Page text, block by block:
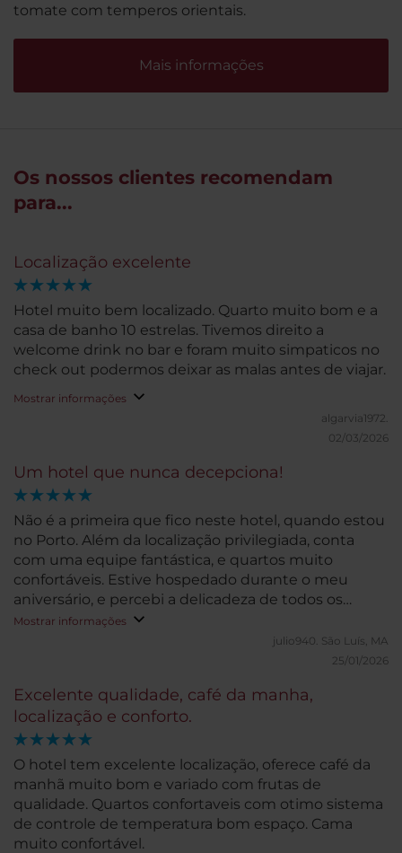
tomate com temperos orientais.
Mais informações
Os nossos clientes recomendam
para...
Localização excelente
Hotel muito bem localizado. Quarto muito bom e a
casa de banho 10 estrelas. Tivemos direito a
welcome drink no bar e foram muito simpaticos no
check out podermos deixar as malas antes de viajar.
Mostrar informações
algarvia1972.
02/03/2026
Um hotel que nunca decepciona!
Não é a primeira que fico neste hotel, quando estou
no Porto. Além da localização privilegiada, conta
com uma equipe fantástica, e quartos muito
confortáveis. Estive hospedado durante o meu
aniversário, e percebi a delicadeza de todos os
detalhes ao longo do dia.
Mostrar informações
julio940. São Luís, MA
25/01/2026
Excelente qualidade, café da manha,
localização e conforto.
O hotel tem excelente localização, oferece café da
manhã muito bom e variado com frutas de
qualidade. Quartos confortaveis com otimo sistema
de controle de temperatura bom espaço. Cama
muito confortável.